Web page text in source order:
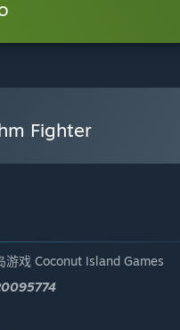
Fighter
游戏 Coconut Island Games